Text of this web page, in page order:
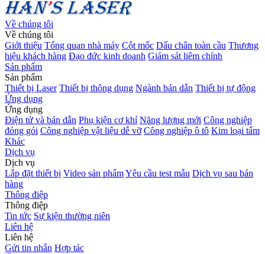
Về chúng tôi
Về chúng tôi
Giới thiệu Tổng quan nhà máy Cột mốc Dấu chân toàn cầu Thương
hiệu khách hàng Đạo đức kinh doanh Giám sát liêm chính
Sản phẩm
Sản phẩm
Thiết bị Laser Thiết bị thông dụng Ngành bán dẫn Thiết bị tự động
Ứng dụng
Ứng dụng
Điện tử và bán dẫn Phụ kiện cơ khí Năng lượng mới Công nghiệp
đóng gói Công nghiệp vật liệu dễ vỡ Công nghiệp ô tô Kim loại tấm
Khác
Dịch vụ
Dịch vụ
Lắp đặt thiết bị Video sản phẩmYêu cầu test mẫu Dịch vụ sau bán
hàng
Thông điệp
Thông điệp
Tin tức Sự kiện thường niên
Liên hệ
Liên hệ
Gửi tin nhắn Hợp tác